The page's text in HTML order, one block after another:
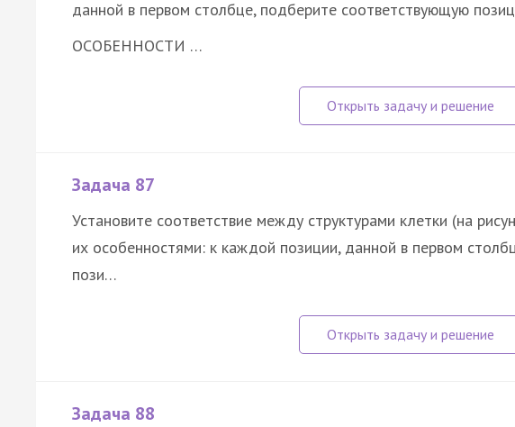
данной в первом столбце, подберите соответствующую
ОСОБЕННОСТИ …
Задача 87
Установите соответствие между структурами клетки (на
их особенностями: к каждой позиции, данной в первом
пози…
Задача 88